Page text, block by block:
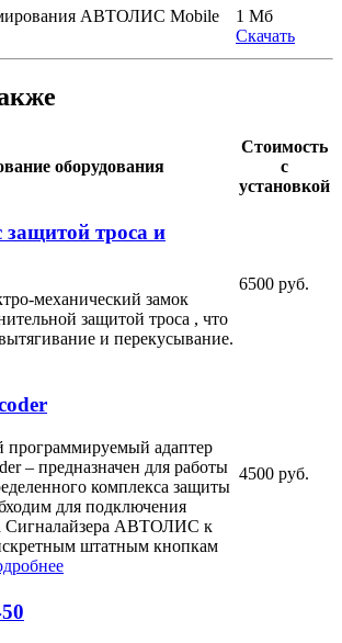
АВТОЛИС Mobile
1 Мб
Скачать
оборудования
Стоимость
с
установкой
защитой троса и
механический замок
защитой троса , что
и перекусывание.
6500 руб.
программируемый адаптер
– предназначен для работы
комплекса защиты
для подключения
Сигналайзера АВТОЛИС к
штатным кнопкам
4500 руб.